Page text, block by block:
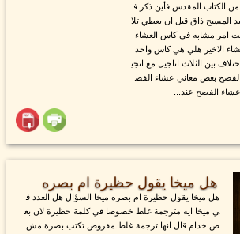
الكتاب المقدس فأين ذكر ف
المسيح ذاق قبل ان يعطي تلا
امر مشابه في كاس العشاء
الاخير هلي هي كاس واحد
بين الثلاث اناجيل مع انجي
بعض معاني عشاء الفص
الفصح عند...
هل ميخا يقول حظيرة ام بصره
هل ميخا يقول حظيرة ام بصره ميخا السؤال هل العدد ف
ي ميخا ايه مترجمة غلط خصوصا في كلمة حظيرة لان بع
ض خدام قال انها ترجمة غلط مفروض تكتب بصرة مش